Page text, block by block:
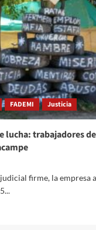
FADEMI Justicia
lucha: trabajadores
firme, la empresa